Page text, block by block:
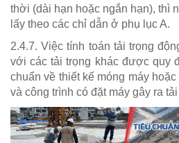
thời (dài hạn hoặc ngắn hạn), thì
lấy theo các chỉ dẫn ở phụ lục A.
2.4.7. Việc tính toán tải trọng
với các tải trọng khác được quy
chuẩn về thiết kế móng máy
và công trình có đặt máy gây ra